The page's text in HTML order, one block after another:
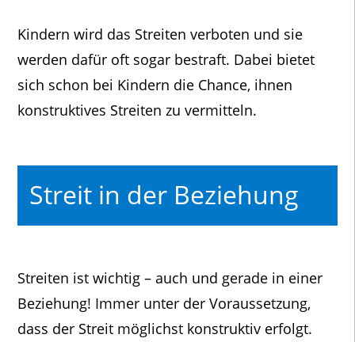
Kindern wird das Streiten verboten und sie
werden dafür oft sogar bestraft. Dabei bietet
sich schon bei Kindern die Chance, ihnen
konstruktives Streiten zu vermitteln.
Streit in der Beziehung
Streiten ist wichtig – auch und gerade in einer
Beziehung! Immer unter der Voraussetzung,
dass der Streit möglichst konstruktiv erfolgt.